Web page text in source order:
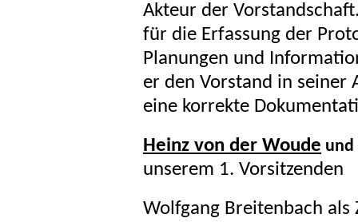
Akteur der
für die Erfassung der
Planungen und
er den Vorstand in
eine korrekte
Heinz von der Woude und
unserem 1. Vorsitzenden
Wolfgang Breitenbach als